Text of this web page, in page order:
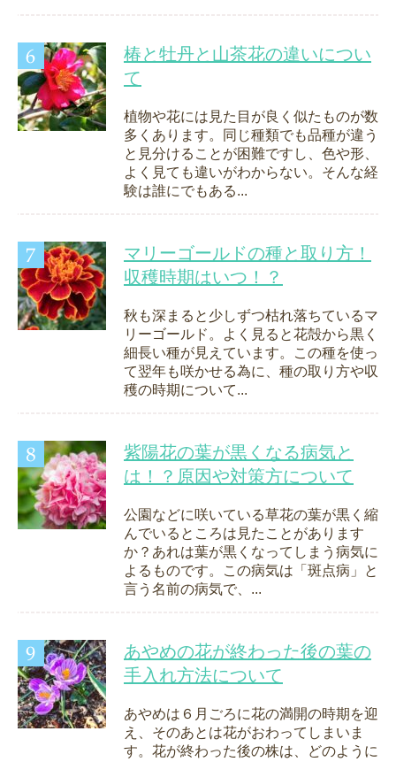
椿と牡丹と山茶花の違いについ
て
植物や花には見た目が良く似たものが数
多くあります。同じ種類でも品種が違う
と見分けることが困難ですし、色や形、
よく見ても違いがわからない。そんな経
験は誰にでもある...
マリーゴールドの種と取り方！
収穫時期はいつ！？
秋も深まると少しずつ枯れ落ちているマ
リーゴールド。よく見ると花殻から黒く
細長い種が見えています。この種を使っ
て翌年も咲かせる為に、種の取り方や収
穫の時期について...
紫陽花の葉が黒くなる病気と
は！？原因や対策方について
公園などに咲いている草花の葉が黒く縮
んでいるところは見たことがあります
か？あれは葉が黒くなってしまう病気に
よるものです。この病気は「斑点病」と
言う名前の病気で、...
あやめの花が終わった後の葉の
手入れ方法について
あやめは６月ごろに花の満開の時期を迎
え、そのあとは花がおわってしまいま
す。花が終わった後の株は、どのように